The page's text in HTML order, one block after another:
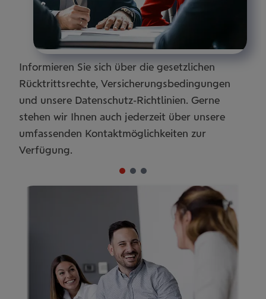
Informieren Sie sich über die gesetzlichen
Rücktrittsrechte, Versicherungsbedingungen
und unsere Datenschutz-Richtlinien. Gerne
stehen wir Ihnen auch jederzeit über unsere
umfassenden Kontaktmöglichkeiten zur
Verfügung.